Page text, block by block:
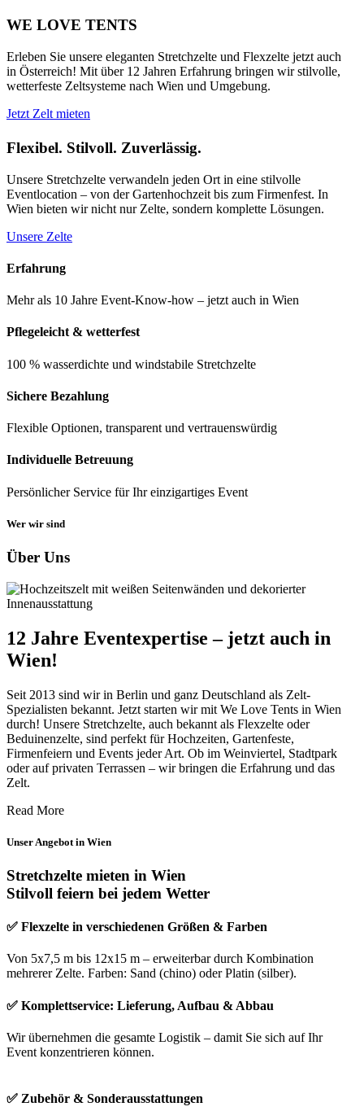
WE LOVE TENTS
Erleben Sie unsere eleganten Stretchzelte und Flexzelte jetzt auch
in Österreich! Mit über 12 Jahren Erfahrung bringen wir stilvolle,
wetterfeste Zeltsysteme nach Wien und Umgebung.
Jetzt Zelt mieten
Flexibel. Stilvoll. Zuverlässig.
Unsere Stretchzelte verwandeln jeden Ort in eine stilvolle
Eventlocation – von der Gartenhochzeit bis zum Firmenfest. In
Wien bieten wir nicht nur Zelte, sondern komplette Lösungen.
Unsere Zelte
Erfahrung
Mehr als 10 Jahre Event-Know-how – jetzt auch in Wien
Pflegeleicht & wetterfest
100 % wasserdichte und windstabile Stretchzelte
Sichere Bezahlung
Flexible Optionen, transparent und vertrauenswürdig
Individuelle Betreuung
Persönlicher Service für Ihr einzigartiges Event
Wer wir sind
Über Uns
12 Jahre Eventexpertise – jetzt auch in
Wien!
Seit 2013 sind wir in Berlin und ganz Deutschland als Zelt-
Spezialisten bekannt. Jetzt starten wir mit We Love Tents in Wien
durch! Unsere Stretchzelte, auch bekannt als Flexzelte oder
Beduinenzelte, sind perfekt für Hochzeiten, Gartenfeste,
Firmenfeiern und Events jeder Art. Ob im Weinviertel, Stadtpark
oder auf privaten Terrassen – wir bringen die Erfahrung und das
Zelt.
Read More
Unser Angebot in Wien
Stretchzelte mieten in Wien
Stilvoll feiern bei jedem Wetter
✅ Flexzelte in verschiedenen Größen & Farben
Von 5x7,5 m bis 12x15 m – erweiterbar durch Kombination
mehrerer Zelte. Farben: Sand (chino) oder Platin (silber).
✅ Komplettservice: Lieferung, Aufbau & Abbau
Wir übernehmen die gesamte Logistik – damit Sie sich auf Ihr
Event konzentrieren können.
✅ Zubehör & Sonderausstattungen